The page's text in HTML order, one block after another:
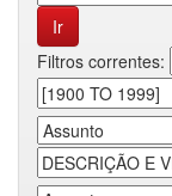
Filtros correntes: